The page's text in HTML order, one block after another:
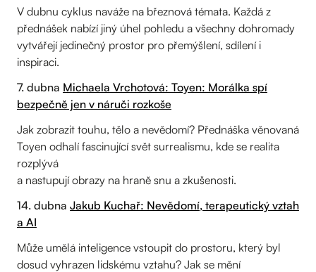
V dubnu cyklus naváže na březnová témata. Každá z
přednášek nabízí jiný úhel pohledu a všechny dohromady
vytvářejí jedinečný prostor pro přemýšlení, sdílení i
inspiraci.
7. dubna Michaela Vrchotová: Toyen: Morálka spí
bezpečně jen v náruči rozkoše
Jak zobrazit touhu, tělo a nevědomí? Přednáška věnovaná
Toyen odhalí fascinující svět surrealismu, kde se realita
rozplývá
a nastupují obrazy na hraně snu a zkušenosti.
14. dubna Jakub Kuchař: Nevědomí, terapeutický vztah
a AI
Může umělá inteligence vstoupit do prostoru, který byl
dosud vyhrazen lidskému vztahu? Jak se mění